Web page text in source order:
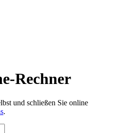
Rechner
und schließen Sie online
.